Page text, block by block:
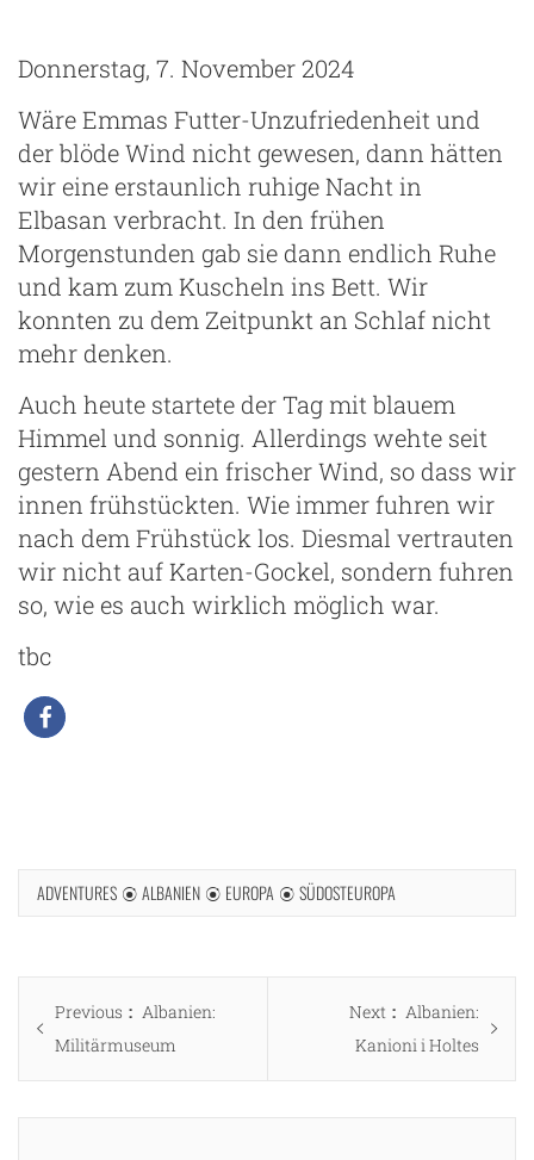
Donnerstag, 7. November 2024
Wäre Emmas Futter-Unzufriedenheit und
der blöde Wind nicht gewesen, dann hätten
wir eine erstaunlich ruhige Nacht in
Elbasan verbracht. In den frühen
Morgenstunden gab sie dann endlich Ruhe
und kam zum Kuscheln ins Bett. Wir
konnten zu dem Zeitpunkt an Schlaf nicht
mehr denken.
Auch heute startete der Tag mit blauem
Himmel und sonnig. Allerdings wehte seit
gestern Abend ein frischer Wind, so dass wir
innen frühstückten. Wie immer fuhren wir
nach dem Frühstück los. Diesmal vertrauten
wir nicht auf Karten-Gockel, sondern fuhren
so, wie es auch wirklich möglich war.
tbc
ADVENTURES ALBANIEN EUROPA SÜDOSTEUROPA
Beitragsnavigation
Previous
Previous
post:
Albanien:
Militärmuseum
Next
Next
post:
Albanien:
Kanioni i Holtes